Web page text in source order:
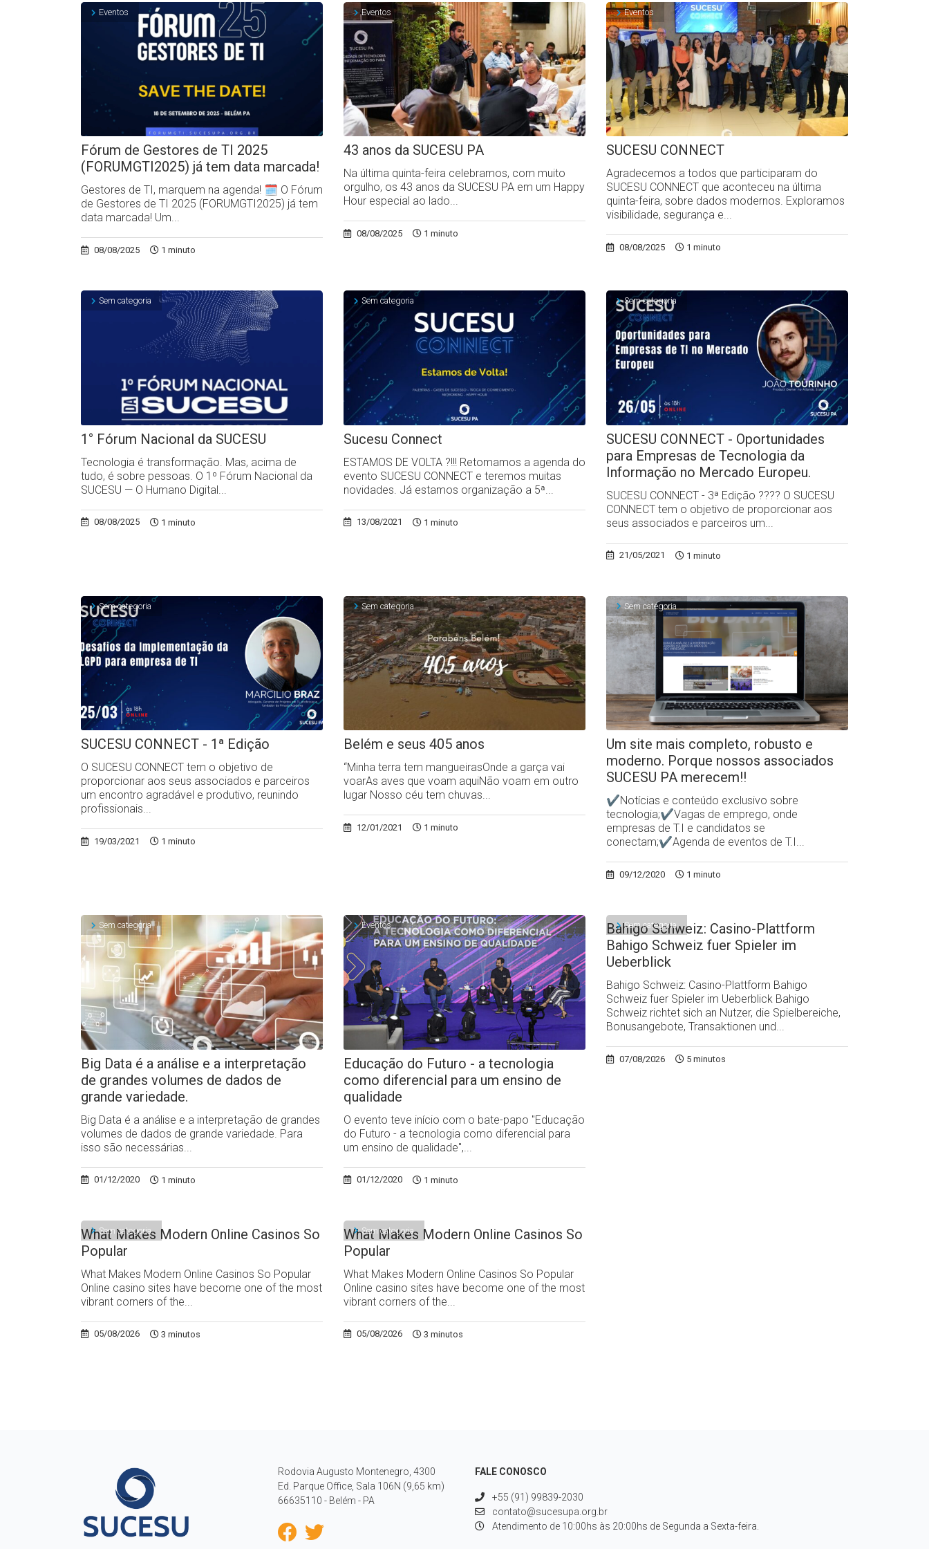
Eventos
Fórum de Gestores de TI 2025
(FORUMGTI2025) já tem data marcada!
Gestores de TI, marquem na agenda! 🗓️ O Fórum
de Gestores de TI 2025 (FORUMGTI2025) já tem
data marcada! Um...
08/08/2025 1 minuto
Eventos
43 anos da SUCESU PA
Na última quinta-feira celebramos, com muito
orgulho, os 43 anos da SUCESU PA em um Happy
Hour especial ao lado...
08/08/2025 1 minuto
Eventos
SUCESU CONNECT
Agradecemos a todos que participaram do
SUCESU CONNECT que aconteceu na última
quinta-feira, sobre dados modernos. Exploramos
visibilidade, segurança e...
08/08/2025 1 minuto
Sem categoria
1° Fórum Nacional da SUCESU
Tecnologia é transformação. Mas, acima de
tudo, é sobre pessoas. O 1º Fórum Nacional da
SUCESU — O Humano Digital...
08/08/2025 1 minuto
Sem categoria
Sucesu Connect
ESTAMOS DE VOLTA ?!!! Retomamos a agenda do
evento SUCESU CONNECT e teremos muitas
novidades. Já estamos organização a 5ª...
13/08/2021 1 minuto
Sem categoria
SUCESU CONNECT - Oportunidades
para Empresas de Tecnologia da
Informação no Mercado Europeu.
SUCESU CONNECT - 3ª Edição ?‍??‍? O SUCESU
CONNECT tem o objetivo de proporcionar aos
seus associados e parceiros um...
21/05/2021 1 minuto
Sem categoria
SUCESU CONNECT - 1ª Edição
O SUCESU CONNECT tem o objetivo de
proporcionar aos seus associados e parceiros
um encontro agradável e produtivo, reunindo
profissionais...
19/03/2021 1 minuto
Sem categoria
Belém e seus 405 anos
“Minha terra tem mangueirasOnde a garça vai
voarAs aves que voam aquiNão voam em outro
lugar Nosso céu tem chuvas...
12/01/2021 1 minuto
Sem categoria
Um site mais completo, robusto e
moderno. Porque nossos associados
SUCESU PA merecem!!
✔Notícias e conteúdo exclusivo sobre
tecnologia;✔Vagas de emprego, onde
empresas de T.I e candidatos se
conectam;✔Agenda de eventos de T.I...
09/12/2020 1 minuto
Sem categoria
Big Data é a análise e a interpretação
de grandes volumes de dados de
grande variedade.
Big Data é a análise e a interpretação de grandes
volumes de dados de grande variedade. Para
isso são necessárias...
01/12/2020 1 minuto
Eventos
Educação do Futuro - a tecnologia
como diferencial para um ensino de
qualidade
O evento teve início com o bate-papo "Educação
do Futuro - a tecnologia como diferencial para
um ensino de qualidade",...
01/12/2020 1 minuto
Sem categoria
Bahigo Schweiz: Casino-Plattform
Bahigo Schweiz fuer Spieler im
Ueberblick
Bahigo Schweiz: Casino-Plattform Bahigo
Schweiz fuer Spieler im Ueberblick Bahigo
Schweiz richtet sich an Nutzer, die Spielbereiche,
Bonusangebote, Transaktionen und...
07/08/2026 5 minutos
Sem categoria
What Makes Modern Online Casinos So
Popular
What Makes Modern Online Casinos So Popular
Online casino sites have become one of the most
vibrant corners of the...
05/08/2026 3 minutos
Sem categoria
What Makes Modern Online Casinos So
Popular
What Makes Modern Online Casinos So Popular
Online casino sites have become one of the most
vibrant corners of the...
05/08/2026 3 minutos
Rodovia Augusto Montenegro, 4300
Ed. Parque Office, Sala 106N (9,65 km)
66635110 - Belém - PA
FALE CONOSCO
+55 (91) 99839-2030
contato@sucesupa.org.br
Atendimento de 10:00hs às 20:00hs de Segunda a Sexta-feira.